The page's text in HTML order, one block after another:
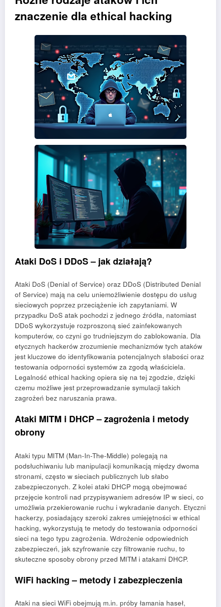
znaczenie dla ethical hacking
Ataki DoS i DDoS – jak działają?
Ataki DoS (Denial of Service) oraz DDoS (Distributed Denial
of Service) mają na celu uniemożliwienie dostępu do usług
sieciowych poprzez przeciążenie ich zapytaniami. W
przypadku DoS atak pochodzi z jednego źródła, natomiast
DDoS wykorzystuje rozproszoną sieć zainfekowanych
komputerów, co czyni go trudniejszym do zablokowania. Dla
etycznych hackerów zrozumienie mechanizmów tych ataków
jest kluczowe do identyfikowania potencjalnych słabości oraz
testowania odporności systemów za zgodą właściciela.
Legalność ethical hacking opiera się na tej zgodzie, dzięki
czemu możliwe jest przeprowadzanie symulacji takich
zagrożeń bez naruszania prawa.
Ataki MITM i DHCP – zagrożenia i metody
obrony
Ataki typu MITM (Man-In-The-Middle) polegają na
podsłuchiwaniu lub manipulacji komunikacją między dwoma
stronami, często w sieciach publicznych lub słabo
zabezpieczonych. Z kolei ataki DHCP mogą obejmować
przejęcie kontroli nad przypisywaniem adresów IP w sieci, co
umożliwia przekierowanie ruchu i wykradanie danych. Etyczni
hackerzy, posiadający szeroki zakres umiejętności w ethical
hacking, wykorzystują te metody do testowania odporności
sieci na tego typu zagrożenia. Wdrożenie odpowiednich
zabezpieczeń, jak szyfrowanie czy filtrowanie ruchu, to
skuteczne sposoby obrony przed MITM i atakami DHCP.
WiFi hacking – metody i zabezpieczenia
Ataki na sieci WiFi obejmują m.in. próby łamania haseł,